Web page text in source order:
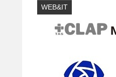
WEB&IT